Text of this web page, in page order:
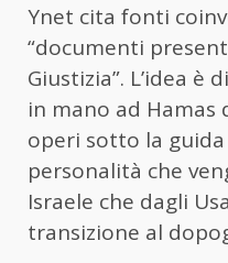
Ynet cita fonti
“documenti
Giustizia”. L’idea è
in mano ad Hamas
operi sotto la guida
personalità che
Israele che dagli
transizione al